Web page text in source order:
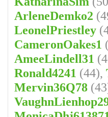
ArleneDemko2
LeonelPriestley
CameronOakes1
AmeeLindell31
Ronald4241 (44),
Mervin36Q78